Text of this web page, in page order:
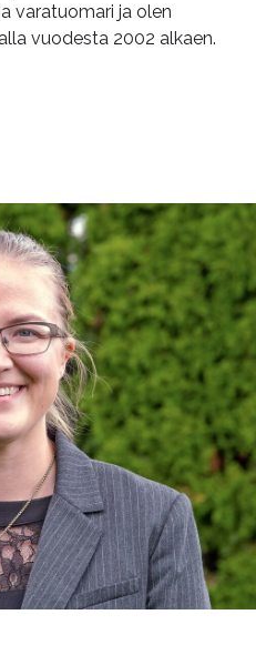
varatuomari ja olen
vuodesta 2002 alkaen.